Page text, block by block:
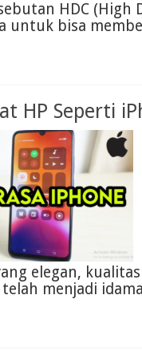
HDC (High
untuk bisa
HP Seperti
elegan,
menjadi